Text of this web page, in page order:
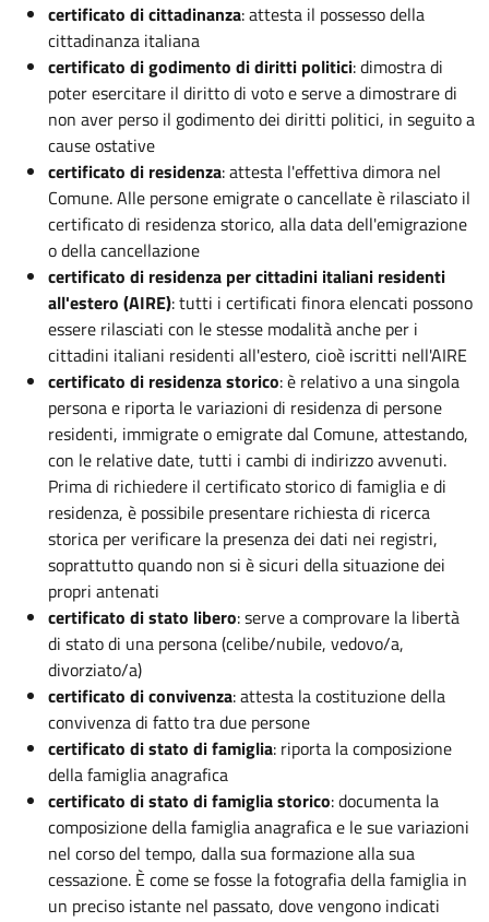
certificato di cittadinanza: attesta il possesso della
cittadinanza italiana
certificato di godimento di diritti politici: dimostra di
poter esercitare il diritto di voto e serve a dimostrare di
non aver perso il godimento dei diritti politici, in seguito a
cause ostative
certificato di residenza: attesta l'effettiva dimora nel
Comune. Alle persone emigrate o cancellate è rilasciato il
certificato di residenza storico, alla data dell'emigrazione
o della cancellazione
certificato di residenza per cittadini italiani residenti
all'estero (AIRE): tutti i certificati finora elencati possono
essere rilasciati con le stesse modalità anche per i
cittadini italiani residenti all'estero, cioè iscritti nell'AIRE
certificato di residenza storico: è relativo a una singola
persona e riporta le variazioni di residenza di persone
residenti, immigrate o emigrate dal Comune, attestando,
con le relative date, tutti i cambi di indirizzo avvenuti.
Prima di richiedere il certificato storico di famiglia e di
residenza, è possibile presentare richiesta di ricerca
storica per verificare la presenza dei dati nei registri,
soprattutto quando non si è sicuri della situazione dei
propri antenati
certificato di stato libero: serve a comprovare la libertà
di stato di una persona (celibe/nubile, vedovo/a,
divorziato/a)
certificato di convivenza: attesta la costituzione della
convivenza di fatto tra due persone
certificato di stato di famiglia: riporta la composizione
della famiglia anagrafica
certificato di stato di famiglia storico: documenta la
composizione della famiglia anagrafica e le sue variazioni
nel corso del tempo, dalla sua formazione alla sua
cessazione. È come se fosse la fotografia della famiglia in
un preciso istante nel passato, dove vengono indicati